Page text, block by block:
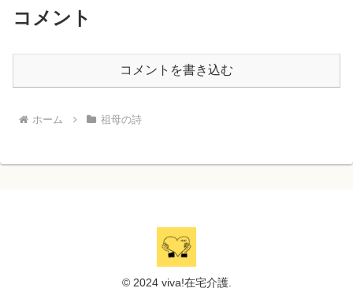
コメント
コメントを書き込む
ホーム 祖母の詩
© 2024 viva!在宅介護.